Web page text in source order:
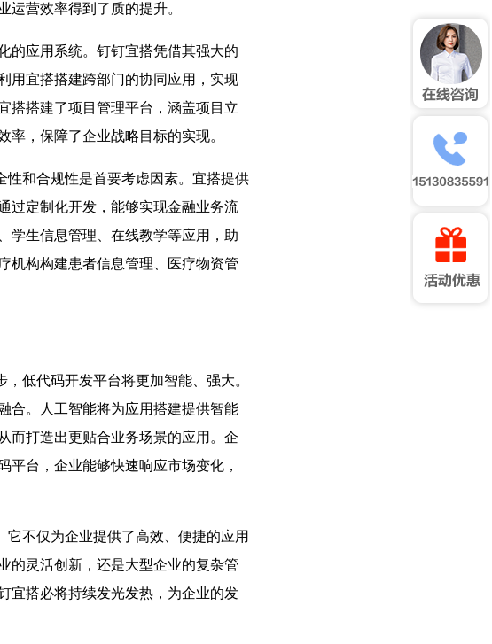
营效率得到了质的提升。
应用系统。钉钉宜搭凭借其强大的
用宜搭搭建跨部门的协同应用，实现
搭搭建了项目管理平台，涵盖项目立
，保障了企业战略目标的实现。
和合规性是首要考虑因素。宜搭提供
过定制化开发，能够实现金融业务流
学生信息管理、在线教学等应用，助
机构构建患者信息管理、医疗物资管
低代码开发平台将更加智能、强大。
合。人工智能将为应用搭建提供智能
而打造出更贴合业务场景的应用。企
台，企业能够快速响应市场变化，
不仅为企业提供了高效、便捷的应用
的灵活创新，还是大型企业的复杂管
宜搭必将持续发光发热，为企业的发